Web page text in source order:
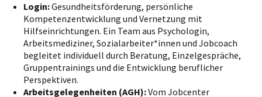
Login:Gesundheitsförderung, persönliche
Kompetenzentwicklung und Vernetzung mit
Hilfseinrichtungen. Ein Team aus Psychologin,
Arbeitsmediziner, Sozialarbeiter*innen und Jobcoach
begleitet individuell durch Beratung, Einzelgespräche,
Gruppentrainings und die Entwicklung beruflicher
Perspektiven.
Arbeitsgelegenheiten (AGH):Vom Jobcenter